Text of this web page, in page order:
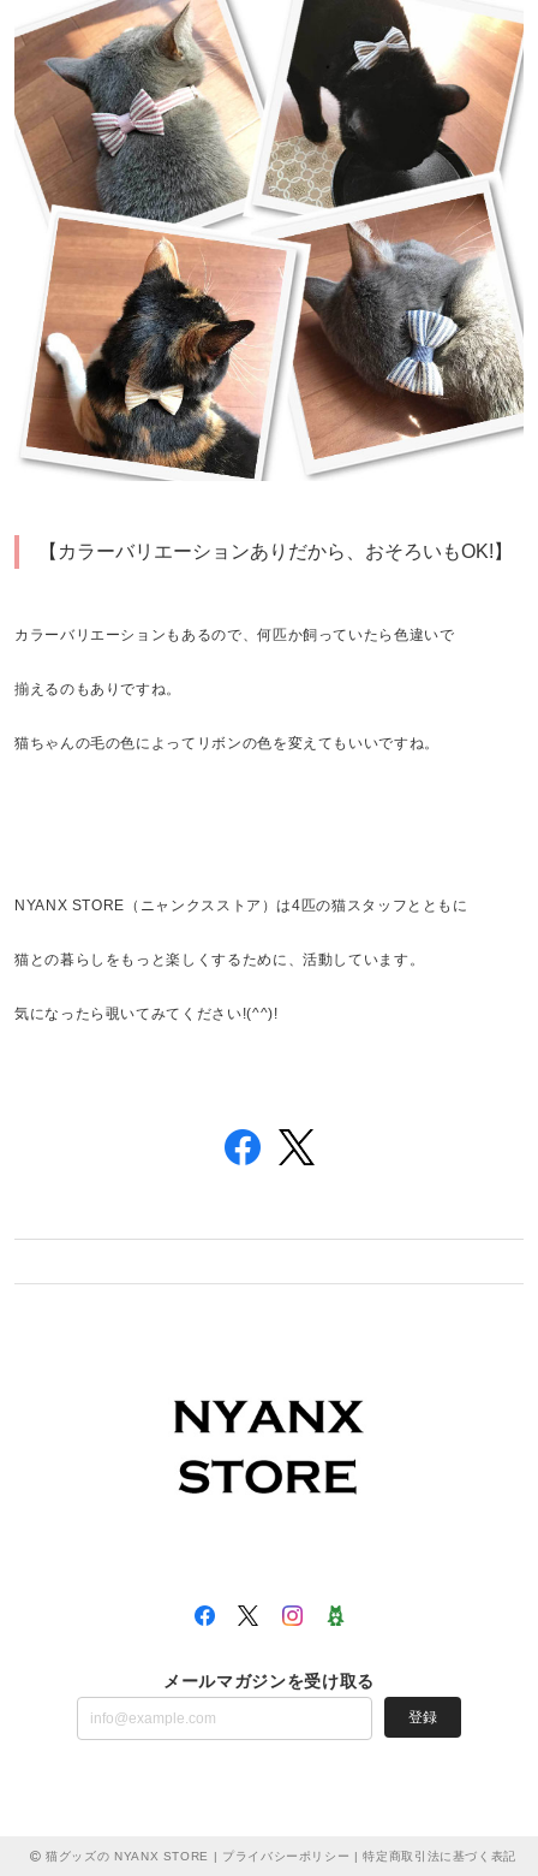
【カラーバリエーションありだから、おそろいもOK!】
カラーバリエーションもあるので、何匹か飼っていたら色違いで
揃えるのもありですね。
猫ちゃんの毛の色によってリボンの色を変えてもいいですね。
NYANX STORE（ニャンクスストア）は4匹の猫スタッフとともに
猫との暮らしをもっと楽しくするために、活動しています。
気になったら覗いてみてください!(^^)!
メールマガジンを受け取る
登録
猫グッズの NYANX STORE | プライバシーポリシー |特定商取引法に基づく表記